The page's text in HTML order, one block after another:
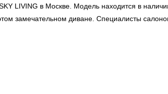
LIVING в Москве. Модель находится в
замечательном диване. Специалисты